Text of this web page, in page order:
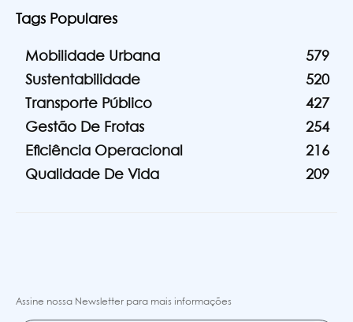
Tags Populares
Mobilidade Urbana
579
Sustentabilidade
520
Transporte Público
427
Gestão De Frotas
254
Eficiência Operacional
216
Qualidade De Vida
209
Assine nossa Newsletter para mais informações